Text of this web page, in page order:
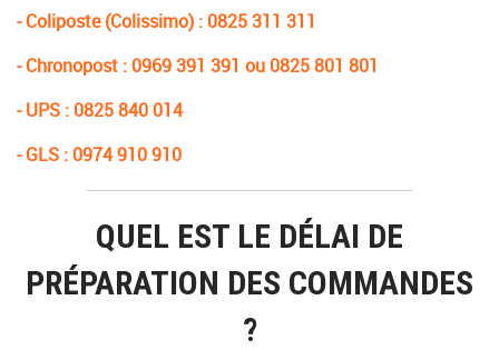
- Coliposte (Colissimo) : 0825 311 311
- Chronopost : 0969 391 391 ou 0825 801 801
- UPS : 0825 840 014
- GLS : 0974 910 910
QUEL EST LE DÉLAI DE
PRÉPARATION DES COMMANDES
?